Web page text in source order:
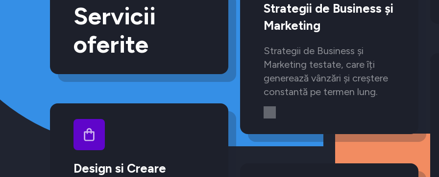
Servicii
oferite
Design si Creare
Strategii de Business și
Marketing
Strategii de Business și
Marketing testate, care îți
generează vânzări și creștere
constantă pe termen lung.